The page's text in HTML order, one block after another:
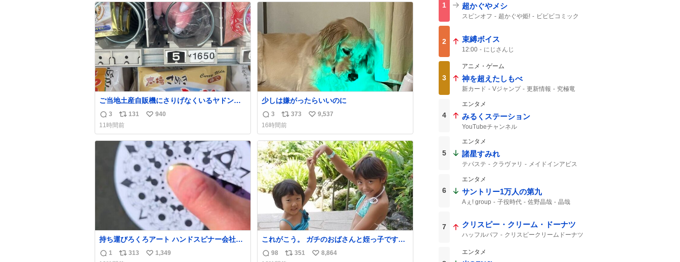
ご当地土産自販機にさりげなくいるヤドン
¥1650
返
信
数
3
リ
ポ
ス
ト
数
131
い
ね
数
940
11時間前
少しは嫌がったらいいのに
返
信
数
3
リ
ポ
ス
ト
数
373
い
ね
数
9,537
16時間前
持ち運びろくろアート ハンドスピナー会社の
偉い人、見てください。
返
1
リ
313
い
1,349
これがこう。 ガチのおばさんと姪っ子です。
（身長抜かされててしぬ笑） #ヤツルギ12 #
家族でヒロイン
返
98
リ
351
い
8,864
1 超かぐやメシ
スピンオフ 超かぐや姫!
ビビビコミック
2 束縛ボイス
12:00 にじさんじ
3
アニメ・ゲーム
神を超えたしもべ
新カード Vジャンプ 更新情報 究極竜
4
エンタメ
みるくステーション
YouTubeチャンネル
5
エンタメ
諸星すみれ
テパステ クラヴァリ
メイドインアビス
6
エンタメ
サントリー1万人の第九
Aぇ! group 子役時代 佐野晶哉 晶哉
7 クリスピー・クリーム・ドーナツ
ハッフルパフ クリスピークリームドーナツ
エンタメ